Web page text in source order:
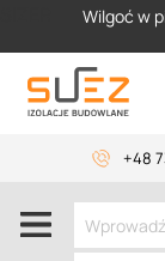
Wilgoć w
+48